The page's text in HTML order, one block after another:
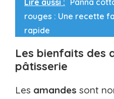
rouges : Une recette
rapide
Les bienfaits des
pâtisserie
Les amandes sont